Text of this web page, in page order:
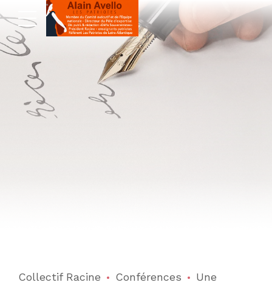
Collectif Racine Conférences Une